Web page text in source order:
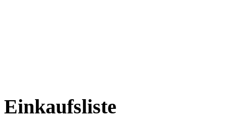
Einkaufsliste